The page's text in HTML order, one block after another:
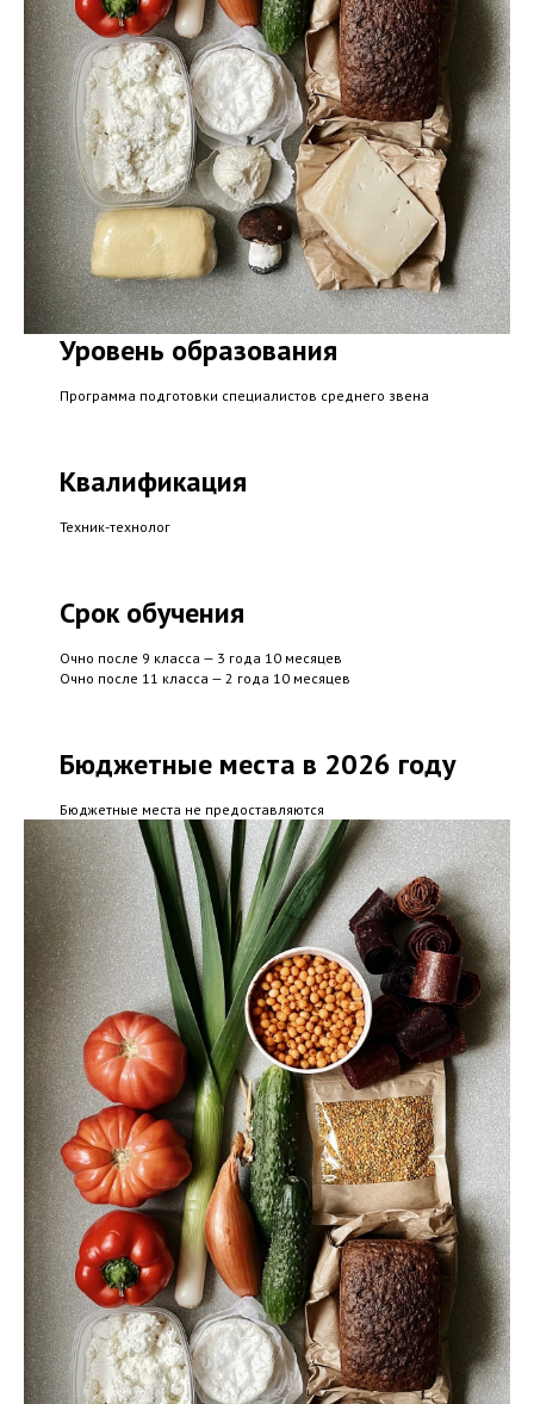
Уровень образования
Программа подготовки специалистов среднего звена
Квалификация
Техник-технолог
Срок обучения
Очно после 9 класса — 3 года 10 месяцев
Очно после 11 класса — 2 года 10 месяцев
Бюджетные места в 2026 году
Бюджетные места не предоставляются